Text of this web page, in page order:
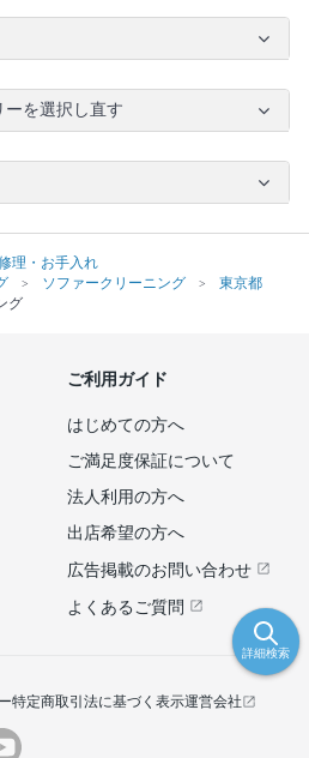
を選択し直す
理・お手入れ
ソファークリーニング
東京都
グ
詳細検索
ご利用ガイド
はじめての方へ
ご満足度保証について
法人利用の方へ
出店希望の方へ
広告掲載のお問い合わせ
よくあるご質問
特定商取引法に基づく表示運営会社